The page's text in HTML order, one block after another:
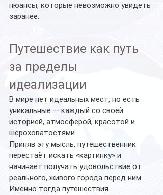
нюансы, которые невозможно увидеть
заранее.
Путешествие как путь
за пределы
идеализации
В мире нет идеальных мест, но есть
уникальные — каждый со своей
историей, атмосферой, красотой и
шероховатостями.
Приняв эту мысль, путешественник
перестаёт искать «картинку» и
начинает получать удовольствие от
реального, живого города перед ним.
Именно тогда путешествия